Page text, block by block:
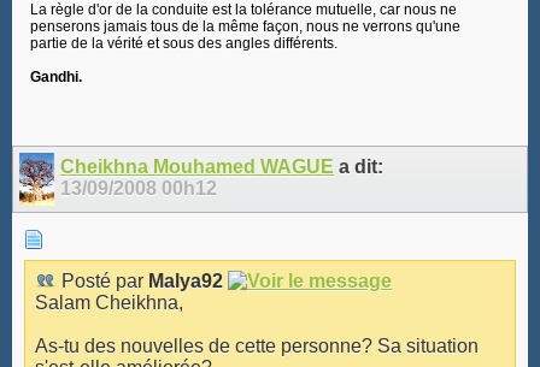
La règle d'or de la conduite est la tolérance mutuelle, car nous ne
penserons jamais tous de la même façon, nous ne verrons qu'une
partie de la vérité et sous des angles différents.
Gandhi.
Cheikhna Mouhamed WAGUE a dit:
13/09/2008 00h12
Posté par Malya92
Salam Cheikhna,
As-tu des nouvelles de cette personne? Sa situation